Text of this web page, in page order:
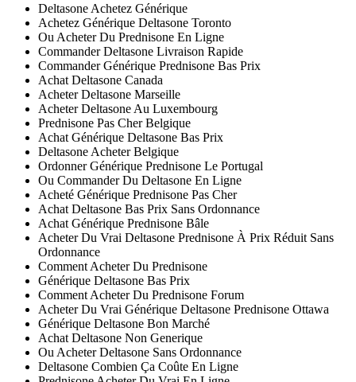
Deltasone Achetez Générique
Achetez Générique Deltasone Toronto
Ou Acheter Du Prednisone En Ligne
Commander Deltasone Livraison Rapide
Commander Générique Prednisone Bas Prix
Achat Deltasone Canada
Acheter Deltasone Marseille
Acheter Deltasone Au Luxembourg
Prednisone Pas Cher Belgique
Achat Générique Deltasone Bas Prix
Deltasone Acheter Belgique
Ordonner Générique Prednisone Le Portugal
Ou Commander Du Deltasone En Ligne
Acheté Générique Prednisone Pas Cher
Achat Deltasone Bas Prix Sans Ordonnance
Achat Générique Prednisone Bâle
Acheter Du Vrai Deltasone Prednisone À Prix Réduit Sans
Ordonnance
Comment Acheter Du Prednisone
Générique Deltasone Bas Prix
Comment Acheter Du Prednisone Forum
Acheter Du Vrai Générique Deltasone Prednisone Ottawa
Générique Deltasone Bon Marché
Achat Deltasone Non Generique
Ou Acheter Deltasone Sans Ordonnance
Deltasone Combien Ça Coûte En Ligne